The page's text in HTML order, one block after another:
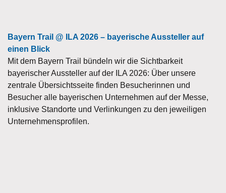
Bayern Trail @ ILA 2026 – bayerische Aussteller auf
einen Blick
Mit dem Bayern Trail bündeln wir die Sichtbarkeit
bayerischer Aussteller auf der ILA 2026: Über unsere
zentrale Übersichtsseite finden Besucherinnen und
Besucher alle bayerischen Unternehmen auf der Messe,
inklusive Standorte und Verlinkungen zu den jeweiligen
Unternehmensprofilen.